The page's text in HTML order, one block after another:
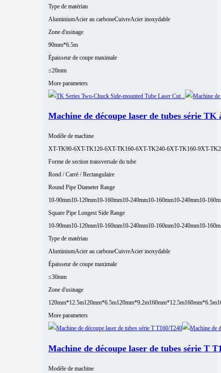
Type de matériau
AluminiumAcier au carboneCuivreAcier inoxydable
Zone d'usinage
90mm*6.5m
Épaisseur de coupe maximale
≤20mm
More parameters
Machine de découpe laser de tubes série
Modèle de machine
XT-TK90-6XT-TK120-6XT-TK160-6XT-TK240-6XT-TK160-9XT-
Forme de section transversale du tube
Rond / Carré / Rectangulaire
Round Pipe Diameter Range
10-90mm10-120mm10-160mm10-240mm10-160mm10-240mm10-
Square Pipe Longest Side Range
10-90mm10-120mm10-160mm10-240mm10-160mm10-240mm10-
Type de matériau
AluminiumAcier au carboneCuivreAcier inoxydable
Épaisseur de coupe maximale
≤30mm
Zone d'usinage
120mm*12.5m120mm*6.5m120mm*9.2m160mm*12.5m160mm*6.5m
More parameters
Machine de découpe laser de tubes série T
Modèle de machine